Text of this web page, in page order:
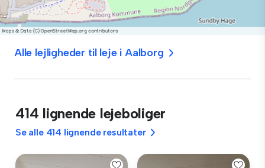
Alle lejligheder til leje i Aalborg
414 lignende lejeboliger
Se alle 414 lignende resultater